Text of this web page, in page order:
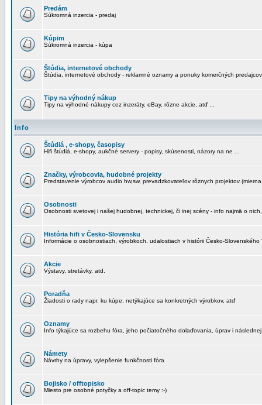
Predám
Súkromná inzercia - predaj
Kúpim
Súkromná inzercia - kúpa
Štúdia, internetové obchody
Štúdia, internetové obchody - reklamné oznamy a ponuky komerčných predajcov
Tipy na výhodný nákup
Tipy na výhodné nákupy cez inzeráty, eBay, rôzne akcie, atď ...
Info
Štúdiá , e-shopy, časopisy
Hifi štúdiá, e-shopy, aukčné servery - popisy, skúsenosti, názory na ne ...
Značky, výrobcovia, hudobné projekty
Predstavenie výrobcov audio hw,sw, prevadzkovateľov rôznych projektov
Osobnosti
Osobnosti svetovej i našej hudobnej, technickej, či inej scény - info najmä o
História hifi v Česko-Slovensku
Informácie o osobnostiach, výrobkoch, udalostiach v histórii Česko-Slovenského
Akcie
Výstavy, stretávky, atd.
Poradňa
Žiadosti o rady napr. ku kúpe, netýkajúce sa konkretných výrobkov, atď
Oznamy
Info týkajúce sa rozbehu fóra, jeho počiatočného dolaďovania, úprav i
Námety
Návrhy na úpravy, vylepšenie funkčnosti fóra
Bojisko / offtopisko
Miesto pre osobné potyčky a off-topic temy :-)